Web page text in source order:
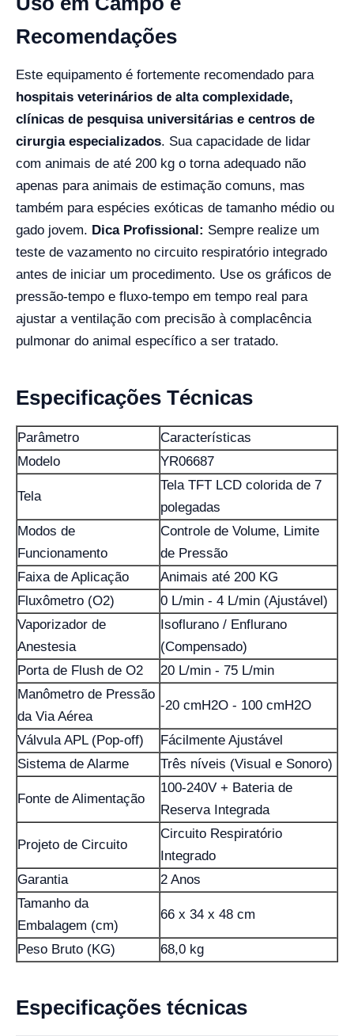
Recomendações
Este equipamento é fortemente recomendado para
hospitais veterinários de alta complexidade,
clínicas de pesquisa universitárias e centros de
cirurgia especializados. Sua capacidade de lidar
com animais de até 200 kg o torna adequado não
apenas para animais de estimação comuns, mas
também para espécies exóticas de tamanho médio ou
gado jovem. Dica Profissional: Sempre realize um
teste de vazamento no circuito respiratório integrado
antes de iniciar um procedimento. Use os gráficos de
pressão-tempo e fluxo-tempo em tempo real para
ajustar a ventilação com precisão à complacência
pulmonar do animal específico a ser tratado.
Especificações Técnicas
Parâmetro
Características
Modelo
YR06687
Tela
Tela TFT LCD colorida de 7
polegadas
Modos de
Funcionamento
Controle de Volume, Limite
de Pressão
Faixa de Aplicação
Animais até 200 KG
Fluxômetro (O2)
0 L/min - 4 L/min (Ajustável)
Vaporizador de
Anestesia
Isoflurano / Enflurano
(Compensado)
Porta de Flush de O2
20 L/min - 75 L/min
Manômetro de Pressão
da Via Aérea
-20 cmH2O - 100 cmH2O
Válvula APL (Pop-off)
Fácilmente Ajustável
Sistema de Alarme
Três níveis (Visual e Sonoro)
Fonte de Alimentação
100-240V + Bateria de
Reserva Integrada
Projeto de Circuito
Circuito Respiratório
Integrado
Garantia
2 Anos
Tamanho da
Embalagem (cm)
66 x 34 x 48 cm
Peso Bruto (KG) 68,0 kg
Especificações técnicas